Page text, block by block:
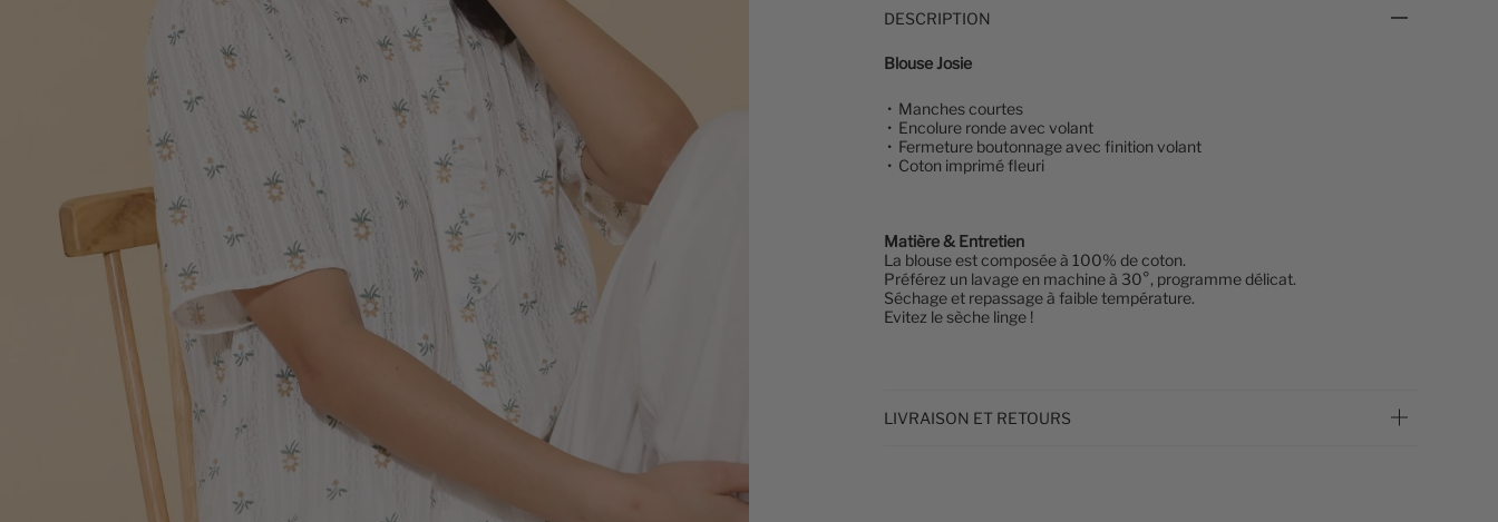
DESCRIPTION
Blouse Josie
• Manches courtes
• Encolure ronde avec volant
• Fermeture boutonnage avec finition volant
• Coton imprimé fleuri
Matière & Entretien
La blouseest composée à 100% de coton.
Préférez un lavage en machine à 30°, programme délicat.
Séchage et repassage à faible température.
Evitez le sèche linge !
LIVRAISON ET RETOURS